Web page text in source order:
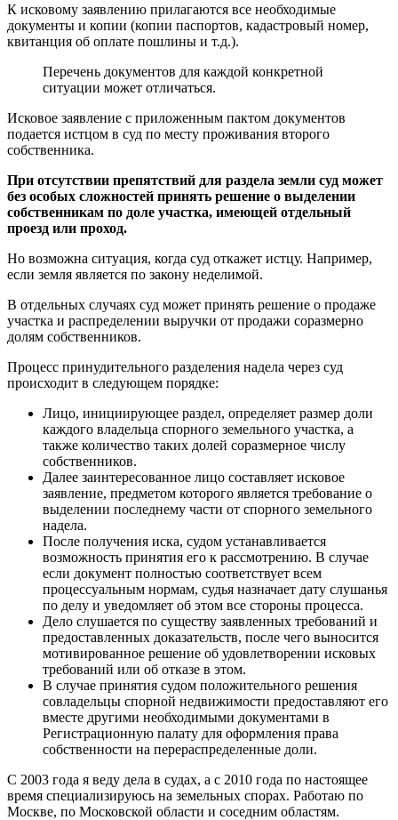
К исковому заявлению прилагаются все необходимые
документы и копии (копии паспортов, кадастровый номер,
квитанция об оплате пошлины и т.д.).
Перечень документов для каждой конкретной
ситуации может отличаться.
Исковое заявление с приложенным пактом документов
подается истцом в суд по месту проживания второго
собственника.
При отсутствии препятствий для раздела земли суд может
без особых сложностей принять решение о выделении
собственникам по доле участка, имеющей отдельный
проезд или проход.
Но возможна ситуация, когда суд откажет истцу. Например,
если земля является по закону неделимой.
В отдельных случаях суд может принять решение о продаже
участка и распределении выручки от продажи соразмерно
долям собственников.
Процесс принудительного разделения надела через суд
происходит в следующем порядке:
Лицо, инициирующее раздел, определяет размер доли
каждого владельца спорного земельного участка, а
также количество таких долей соразмерное числу
собственников.
Далее заинтересованное лицо составляет исковое
заявление, предметом которого является требование о
выделении последнему части от спорного земельного
надела.
После получения иска, судом устанавливается
возможность принятия его к рассмотрению. В случае
если документ полностью соответствует всем
процессуальным нормам, судья назначает дату слушанья
по делу и уведомляет об этом все стороны процесса.
Дело слушается по существу заявленных требований и
предоставленных доказательств, после чего выносится
мотивированное решение об удовлетворении исковых
требований или об отказе в этом.
В случае принятия судом положительного решения
совладельцы спорной недвижимости предоставляют его
вместе другими необходимыми документами в
Регистрационную палату для оформления права
собственности на перераспределенные доли.
С 2003 года я веду дела в судах, а с 2010 года по настоящее
время специализируюсь на земельных спорах. Работаю по
Москве, по Московской области и соседним областям.